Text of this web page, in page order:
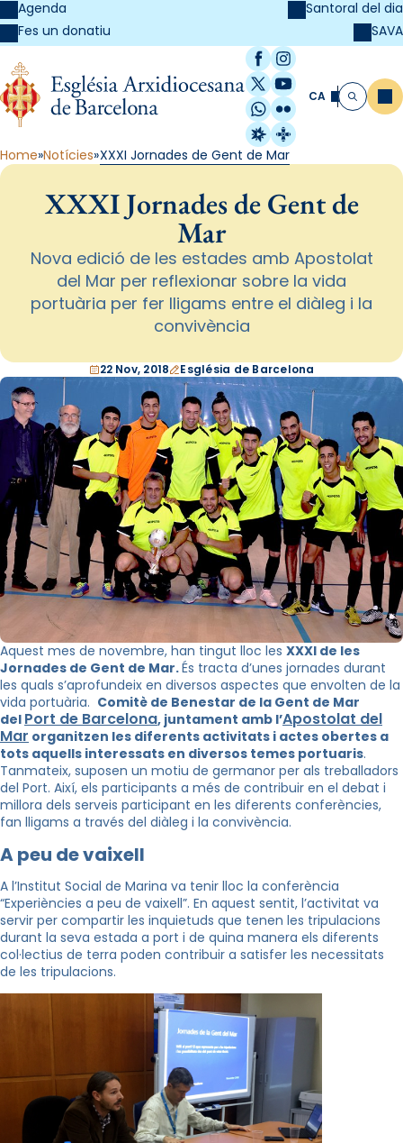
Agenda
Fes un donatiu
Santoral del dia
SAVA
Facebook
Instagram
X / Twitter
YouTube
WhatsApp
Flickr
Radio Estel
Catalunya
CA Cerca
Home Notícies XXXI Jornades de Gent de Mar
XXXI Jornades de Gent de
Mar
Nova edició de les estades amb Apostolat
del Mar per reflexionar sobre la vida
portuària per fer lligams entre el diàleg i la
convivència
22 Nov, 2018 Església de Barcelona
Aquest mes de novembre, han tingut lloc les XXXI de les
Jornades de Gent de Mar.És tracta d’unes jornades durant
les quals s’aprofundeix en diversos aspectes que envolten de la
vida portuària. Comitè de Benestar de la Gent de Mar
del Port de Barcelona, juntament amb l’Apostolat del
Mar organitzen les diferents activitats i actes obertes a
tots aquells interessats en diversos temes portuaris.
Tanmateix, suposen un motiu de germanor per als treballadors
del Port. Així, els participants a més de contribuir en el debat i
millora dels serveis participant en les diferents conferències,
fan lligams a través del diàleg i la convivència.
A peu de vaixell
A l’Institut Social de Marina va tenir lloc la conferència
“Experiències a peu de vaixell”. En aquest sentit, l’activitat va
servir per compartir les inquietuds que tenen les tripulacions
durant la seva estada a port i de quina manera els diferents
col·lectius de terra poden contribuir a satisfer les necessitats
de les tripulacions.